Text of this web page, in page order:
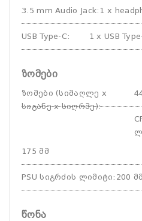
3.5 mm Audio Jack: 1 x
USB Type-C: 1 x USB
ზომები
ზომები (სიმაღლე x
სიგანე x სიღრმე):
175 მმ
PSU სიგრძის ლიმიტი: 200 მმ
წონა